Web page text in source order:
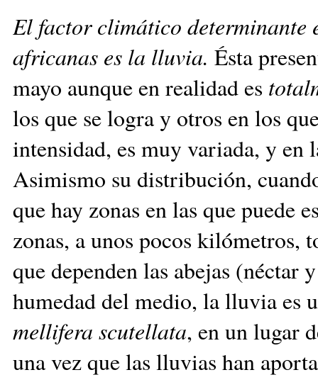
El factor climático determinante
africanas es la lluvia. Ésta
mayo aunque en realidad es
los que se logra y otros en los
intensidad, es muy variada, y en
Asimismo su distribución,
que hay zonas en las que puede
zonas, a unos pocos kilómetros,
que dependen las abejas (néctar
humedad del medio, la lluvia es
mellifera scutellata, en un lugar
una vez que las lluvias han